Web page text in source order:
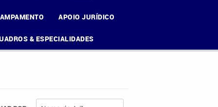
APOIO JURÍDICO
& ESPECIALIDADES